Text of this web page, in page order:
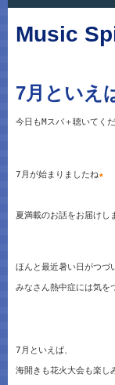
Music
7月といえ
7月が始まりましたね★
夏満載のお話をお届けし
ほんと最近暑い日がつづ
みなさん熱中症には気
7月といえば、
海開きも花火大会も楽し